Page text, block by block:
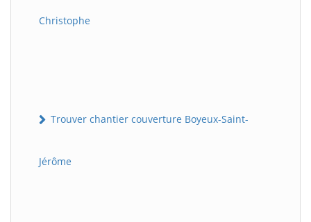
Christophe
Trouver chantier couverture Boyeux-Saint-
Jérôme